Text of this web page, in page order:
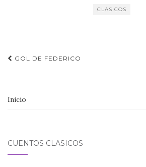
CLASICOS
Navegación
GOL DE FEDERICO
Inicio
CUENTOS CLÁSICOS